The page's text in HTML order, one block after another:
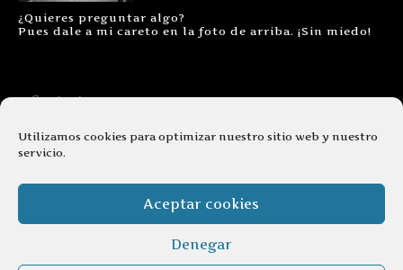
Utilizamos cookies para optimizar nuestro sitio web y nuestro
servicio.
Aceptar cookies
Denegar
¿Quieres preguntar algo?
Pues dale a mi careto en la foto de arriba. ¡Sin miedo!
Contacto
Aviso legal